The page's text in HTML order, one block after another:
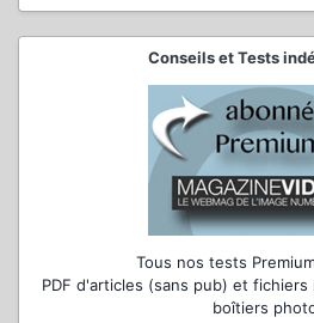
Conseils et Tests
Tous nos tests
PDF d'articles (sans pub) et
boîtiers